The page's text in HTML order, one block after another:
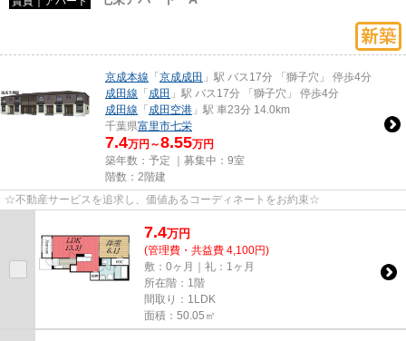
京成本線 「京成成田 」駅 バス17分 「獅子穴」 停歩4分
成田線 「成田 」駅 バス17分 「獅子穴」 停歩4分
成田線 「成田空港 」駅 車23分 14.0km
千葉県富里市七栄
7.4万円～8.55万円
築年数：予定 ｜募集中： 9室
階数：2階建
☆不動産サービスを追求し、価値あるコーディネートをお約束☆
7.4万円
(管理費・共益費 4,100円)
敷：0ヶ月｜礼：1ヶ月
所在階：1階
間取り：1LDK
面積：50.05㎡